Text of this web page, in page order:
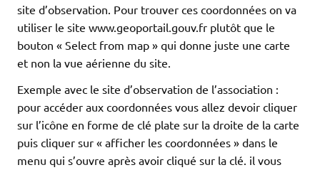
site d’observation. Pour trouver ces coordonnées on va
utiliser le site www.geoportail.gouv.fr plutôt que le
bouton « Select from map » qui donne juste une carte
et non la vue aérienne du site.
Exemple avec le site d’observation de l’association :
pour accéder aux coordonnées vous allez devoir cliquer
sur l’icône en forme de clé plate sur la droite de la carte
puis cliquer sur « afficher les coordonnées » dans le
menu qui s’ouvre après avoir cliqué sur la clé. il vous